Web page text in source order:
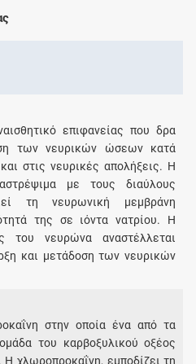
επιφανείας που δρα
των νευρικών ώσεων κατά
στις νευρικές απολήξεις. Η
με τους διαύλους
τη νευρωνική μεμβράνη
της σε ιόντα νατρίου. Η
του νευρώνα αναστέλλεται
και μετάδοση των νευρικών
στην οποία ένα από τα
του καρβοξυλικού οξέος
Η χλωροπροκαΐνη, εμποδίζει τη